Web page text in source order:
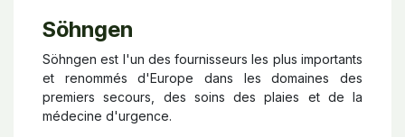
Söhngen
Söhngen est l'un des fournisseurs les plus importants
et renommés d'Europe dans les domaines des
premiers secours, des soins des plaies et de la
médecine d'urgence.